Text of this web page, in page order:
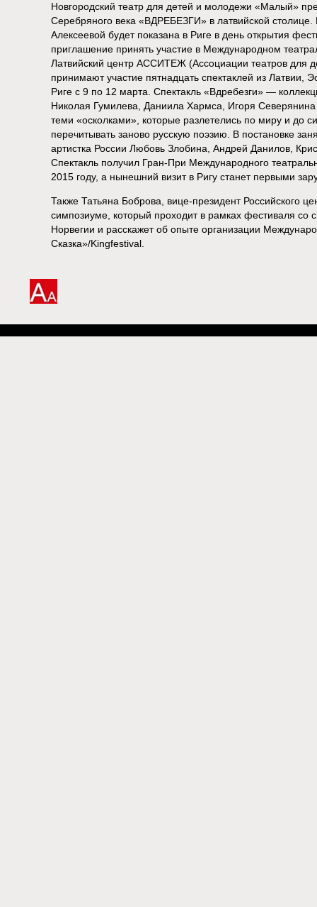
Новгородский театр для детей и молодежи «Малый»
Серебряного века «ВДРЕБЕЗГИ» в латвийской
Алексеевой будет показана в Риге в день открытия
приглашение принять участие в Международном
Латвийский центр АССИТЕЖ (Ассоциации театров для
принимают участие пятнадцать спектаклей из Латвии,
Риге с 9 по 12 марта. Спектакль «Вдребезги» —
Николая Гумилева, Даниила Хармса, Игоря
теми «осколками», которые разлетелись по миру и до
перечитывать заново русскую поэзию. В постановке
артистка России Любовь Злобина, Андрей Данилов,
Спектакль получил Гран-При Международного
2015 году, а нынешний визит в Ригу станет первыми
Также Татьяна Боброва, вице-президент Российского
симпозиуме, который проходит в рамках фестиваля со
Норвегии и расскажет об опыте организации
Сказка»/Kingfestival.